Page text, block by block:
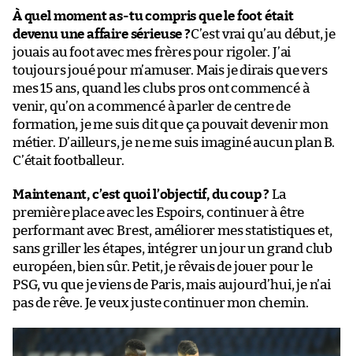
À quel moment as-tu compris que le foot était
devenu une affaire sérieuse ?C’est vrai qu’au début, je
jouais au foot avec mes frères pour rigoler. J’ai
toujours joué pour m’amuser. Mais je dirais que vers
mes 15 ans, quand les clubs pros ont commencé à
venir, qu’on a commencé à parler de centre de
formation, je me suis dit que ça pouvait devenir mon
métier. D’ailleurs, je ne me suis imaginé aucun plan B.
C’était footballeur.
Maintenant, c’est quoi l’objectif, du coup ? La
première place avec les Espoirs, continuer à être
performant avec Brest, améliorer mes statistiques et,
sans griller les étapes, intégrer un jour un grand club
européen, bien sûr. Petit, je rêvais de jouer pour le
PSG, vu que je viens de Paris, mais aujourd’hui, je n’ai
pas de rêve. Je veux juste continuer mon chemin.